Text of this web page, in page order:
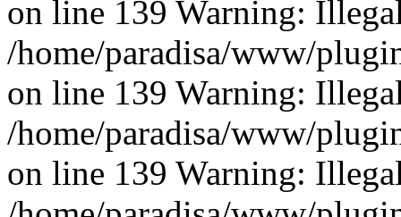
on line 139 Warning:
/home/paradisa/www/
on line 139 Warning:
/home/paradisa/www/
on line 139 Warning: